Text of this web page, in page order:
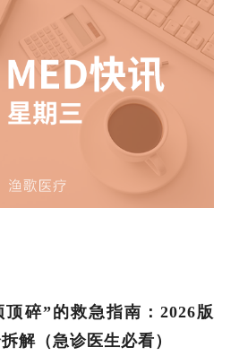
碎”的救急指南：2026版
解（急诊医生必看）